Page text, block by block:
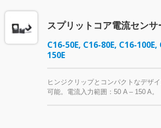
スプリットコア電流センサ
C16-50E, C16-80E, C16-100E,
150E
ヒンジクリップとコンパクトなデザ
可能。電流入力範囲：50 A – 150 A。